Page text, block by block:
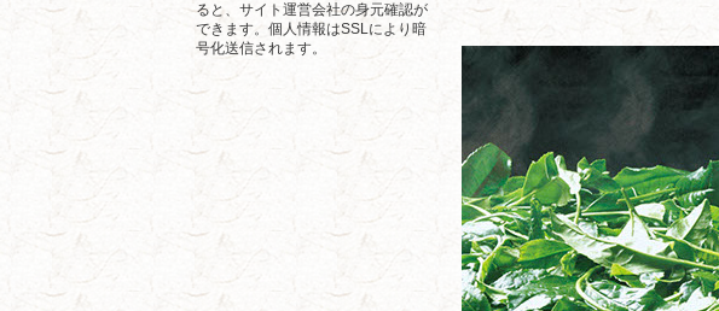
ると、サイト運営会社の身元確認が
できます。個人情報はSSLにより暗
号化送信されます。